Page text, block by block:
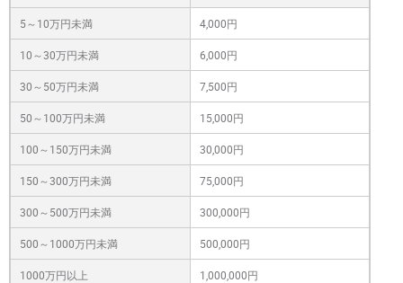
5～10万円未満 4,000円
10～30万円未満 6,000円
30～50万円未満 7,500円
50～100万円未満 15,000円
100～150万円未満 30,000円
150～300万円未満 75,000円
300～500万円未満 300,000円
500～1000万円未満 500,000円
1000万円以上 1,000,000円